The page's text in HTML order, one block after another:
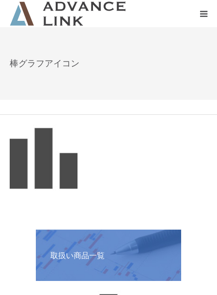
棒グラフアイコン
取扱い商品一覧
会社概要
防災グッズ販売